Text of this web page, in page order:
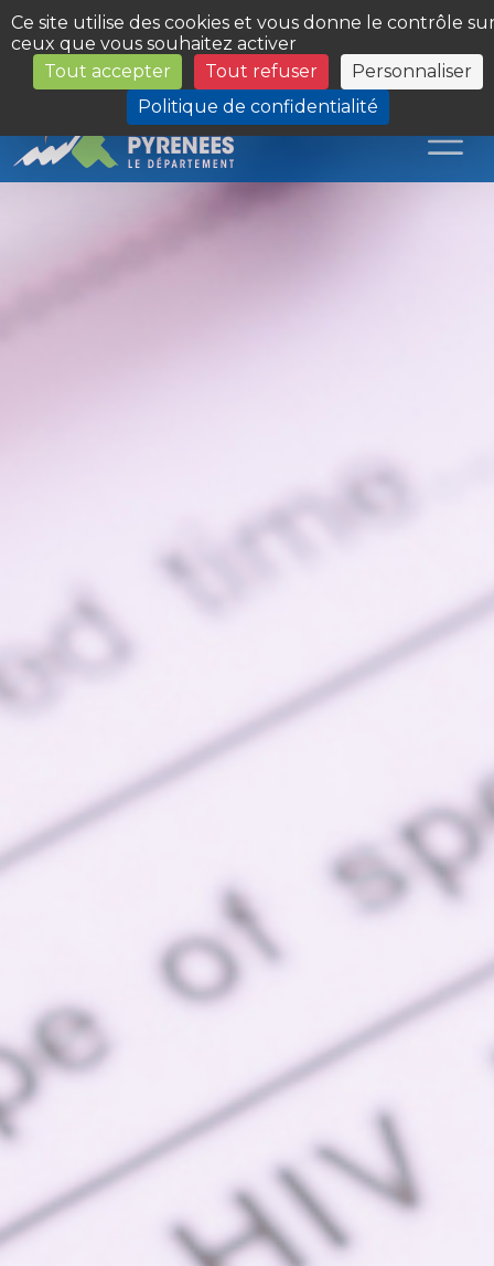
Panneau de gestion des cookies
Ce site utilise des cookies et vous donne le contrôle
ceux que vous souhaitez activer
Tout accepter
Tout refuser
Personnaliser
Politique de confidentialité
Les Sites du Département